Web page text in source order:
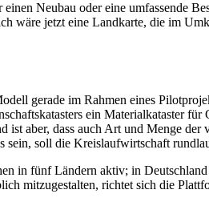
Neubau oder eine umfassende
wäre jetzt eine Landkarte, die im
gerade im Rahmen eines
ein Materialkataster
aber, dass auch Art und Menge
sein, soll die Kreislaufwirtschaft
in fünf Ländern aktiv; in
mitzugestalten, richtet sich die